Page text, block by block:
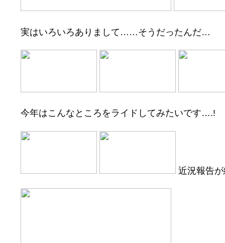
実はいろいろありまして……そうだったんだ…
今年はこんなところをライドしてみたいです….!
近況報告